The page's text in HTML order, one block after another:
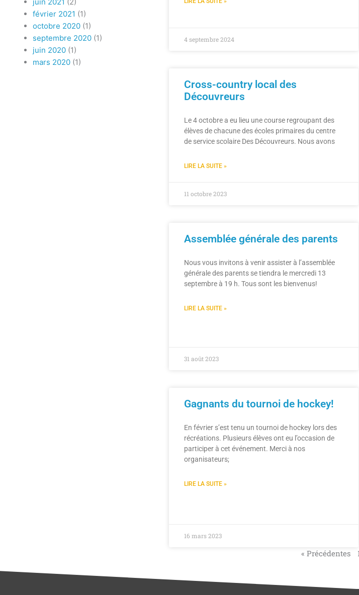
juin 2021 (2)
février 2021 (1)
octobre 2020 (1)
septembre 2020 (1)
juin 2020 (1)
mars 2020 (1)
4 septembre 2024
Cross-country local des
Découvreurs
Le 4 octobre a eu lieu une course regroupant des
élèves de chacune des écoles primaires du centre
de service scolaire Des Découvreurs. Nous avons
LIRE LA SUITE »
11 octobre 2023
Assemblée générale des parents
Nous vous invitons à venir assister à l’assemblée
générale des parents se tiendra le mercredi 13
septembre à 19 h. Tous sont les bienvenus!
LIRE LA SUITE »
31 août 2023
Gagnants du tournoi de hockey!
En février s’est tenu un tournoi de hockey lors des
récréations. Plusieurs élèves ont eu l’occasion de
participer à cet événement. Merci à nos
organisateurs;
LIRE LA SUITE »
16 mars 2023
« Précédentes 1